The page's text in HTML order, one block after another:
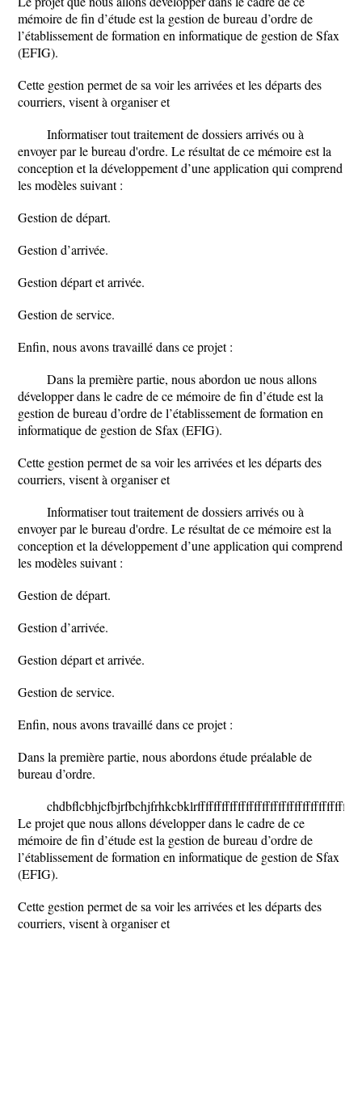
mémoire de fin d’étude est la gestion de bureau d’ordre de
l’établissement de formation en informatique de gestion de Sfax
(EFIG).
Cette gestion permet de sa voir les arrivées et les départs des
courriers, visent à organiser et
Informatiser tout traitement de dossiers arrivés ou à
envoyer par le bureau d'ordre. Le résultat de ce mémoire est la
conception et la développement d’une application qui comprend
les modèles suivant :
Gestion de départ.
Gestion d’arrivée.
Gestion départ et arrivée.
Gestion de service.
Enfin, nous avons travaillé dans ce projet :
Dans la première partie, nous abordon ue nous allons
développer dans le cadre de ce mémoire de fin d’étude est la
gestion de bureau d’ordre de l’établissement de formation en
informatique de gestion de Sfax (EFIG).
Cette gestion permet de sa voir les arrivées et les départs des
courriers, visent à organiser et
Informatiser tout traitement de dossiers arrivés ou à
envoyer par le bureau d'ordre. Le résultat de ce mémoire est la
conception et la développement d’une application qui comprend
les modèles suivant :
Gestion de départ.
Gestion d’arrivée.
Gestion départ et arrivée.
Gestion de service.
Enfin, nous avons travaillé dans ce projet :
Dans la première partie, nous abordons étude préalable de
bureau d’ordre.
Le projet que nous allons développer dans le cadre de ce
mémoire de fin d’étude est la gestion de bureau d’ordre de
l’établissement de formation en informatique de gestion de Sfax
(EFIG).
Cette gestion permet de sa voir les arrivées et les départs des
courriers, visent à organiser et